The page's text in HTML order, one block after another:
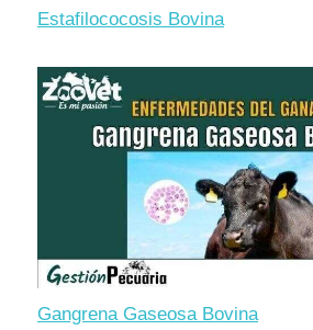
Estafilococosis Bovina
Gangrena Gaseosa Bovina